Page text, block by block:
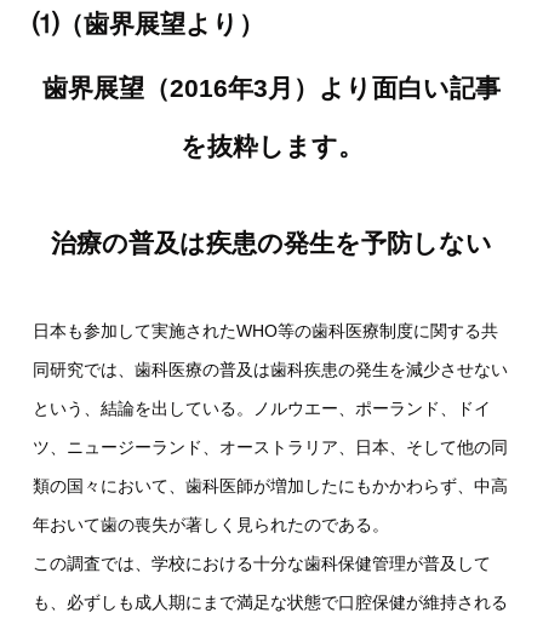
⑴（歯界展望より）
歯界展望（2016年3月）より面白い記事
を抜粋します。
治療の普及は疾患の発生を予防しない
日本も参加して実施されたWHO等の歯科医療制度に関する共
同研究では、歯科医療の普及は歯科疾患の発生を減少させない
という、結論を出している。ノルウエー、ポーランド、ドイ
ツ、ニュージーランド、オーストラリア、日本、そして他の同
類の国々において、歯科医師が増加したにもかかわらず、中高
年おいて歯の喪失が著しく見られたのである。
この調査では、学校における十分な歯科保健管理が普及して
も、必ずしも成人期にまで満足な状態で口腔保健が維持される